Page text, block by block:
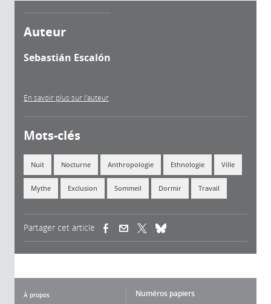
Auteur
Sebastián Escalón
En savoir plus sur l'auteur
Mots-clés
Nuit Nocturne Anthropologie Ethnologie Ville
Mythe Exclusion Sommeil Dormir Travail
Partager cet article (link is external)(link is external)
À propos
Numéros papiers